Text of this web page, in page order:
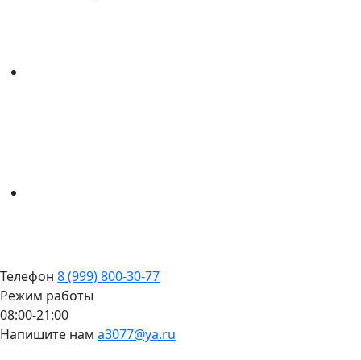
Телефон 8 (999) 800-30-77
Режим работы
08:00-21:00
Напишите нам a3077@ya.ru